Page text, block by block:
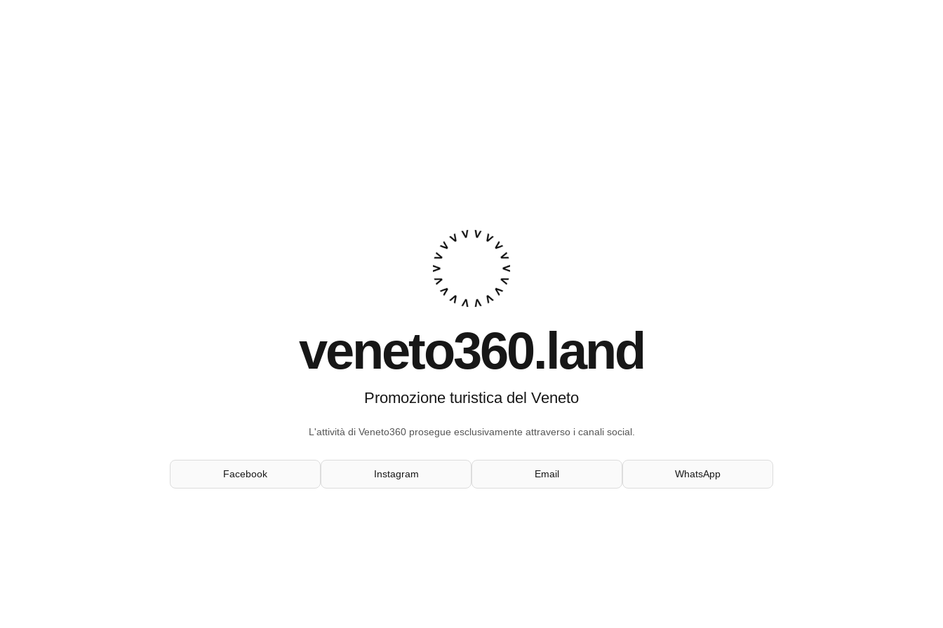
veneto360.land
Promozione turistica del Veneto
L'attività di Veneto360 prosegue esclusivamente attraverso i canali social.
Facebook Instagram Email WhatsApp